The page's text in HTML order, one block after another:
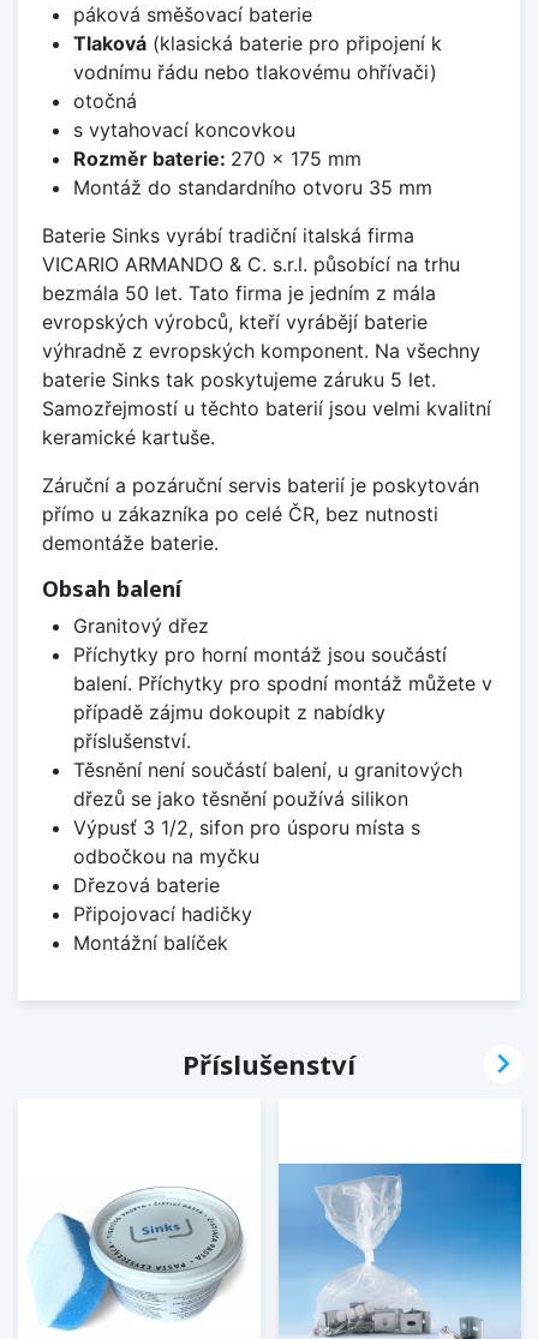
páková směšovací baterie
Tlaková(klasická baterie pro připojení k
vodnímu řádu nebo tlakovému ohřívači)
otočná
s vytahovací koncovkou
Rozměr baterie: 270 x 175 mm
Montáž do standardního otvoru 35 mm
Baterie Sinks vyrábí tradiční italská firma
VICARIO ARMANDO & C. s.r.l. působící na trhu
bezmála 50 let. Tato firma je jedním z mála
evropských výrobců, kteří vyrábějí baterie
výhradně z evropských komponent. Na všechny
baterie Sinks tak poskytujeme záruku 5 let.
Samozřejmostí u těchto baterií jsou velmi kvalitní
keramické kartuše.
Záruční a pozáruční servis baterií je poskytován
přímo u zákazníka po celé ČR, bez nutnosti
demontáže baterie.
Obsah balení
Granitový dřez
Příchytky pro horní montáž jsou součástí
balení. Příchytky pro spodní montáž můžete v
případě zájmu dokoupit z nabídky
příslušenství.
Těsnění není součástí balení, u granitových
dřezů se jako těsnění používá silikon
Výpusť 3 1/2, sifon pro úsporu místa s
odbočkou na myčku
Dřezová baterie
Připojovací hadičky
Montážní balíček
Příslušenství 